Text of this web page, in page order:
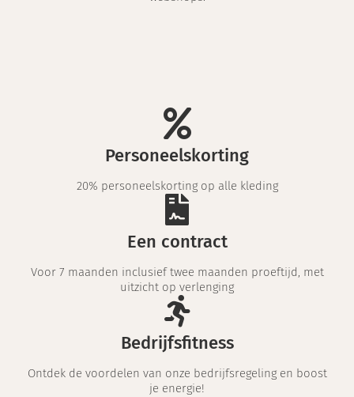
Personeelskorting
20% personeelskorting op alle kleding
Een contract
Voor 7 maanden inclusief twee maanden proeftijd, met
uitzicht op verlenging
Bedrijfsfitness
Ontdek de voordelen van onze bedrijfsregeling en boost
je energie!